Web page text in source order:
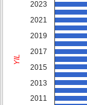
2023
2021
2019
2017
2015
2013
2011
YIL